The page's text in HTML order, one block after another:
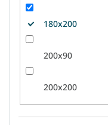
180x200
200x90
200x200